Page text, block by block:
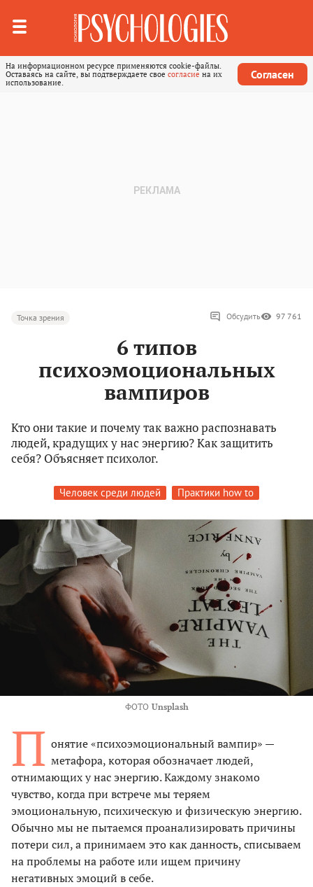
На информационном ресурсе применяются cookie-файлы.
Оставаясь на сайте, вы подтверждаете свое согласие на их
использование.
Согласен
Точка зрения Обсудить 97 761
6 типов
психоэмоциональных
вампиров
Кто они такие и почему так важно распознавать
людей, крадущих у нас энергию? Как защитить
себя? Объясняет психолог.
Человек среди людей Практики how to
ФОТО Unsplash
П онятие «психоэмоциональный вампир» —
метафора, которая обозначает людей,
отнимающих у нас энергию. Каждому знакомо
чувство, когда при встрече мы теряем
эмоциональную, психическую и физическую энергию.
Обычно мы не пытаемся проанализировать причины
потери сил, а принимаем это как данность, списываем
на проблемы на работе или ищем причину
негативных эмоций в себе.